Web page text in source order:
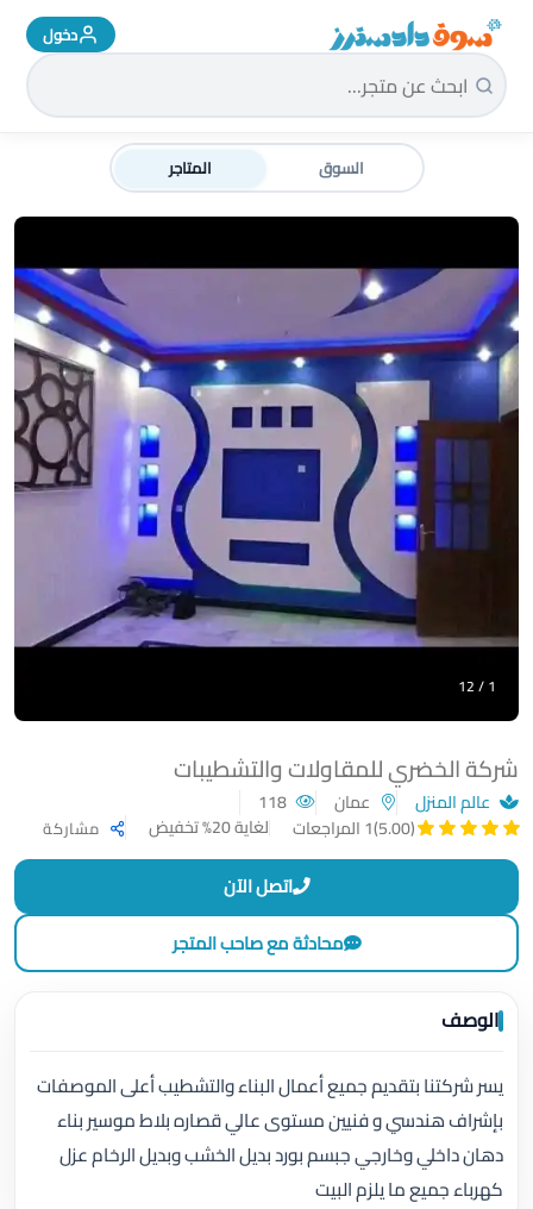
سوق دادسترز الرئيسية دخول
السوق المتاجر
شركة الخضري للمقاولات والتشطيبات
عالم المنزل عمان
(5.00)
1 المراجعات لغاية 20% تخفيض مشاركة
1 / 12
اتصل الآن
محادثة مع صاحب المتجر
الوصف
يسر شركتنا بتقديم جميع أعمال البناء والتشطيب أعلى الموصفات
بإشراف هندسي و فنيين مستوى عالي قصاره بلاط موسير بناء
دهان داخلي وخارجي جبسم بورد بديل الخشب وبديل الرخام عزل
كهرباء جميع ما يلزم البيت